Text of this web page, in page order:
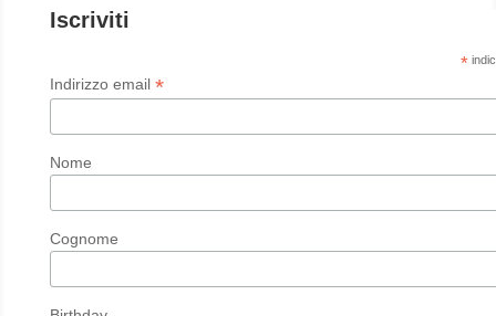
Iscriviti
*
Indirizzo email *
Nome
Cognome